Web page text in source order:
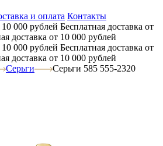
и оплата Контакты
10 000 рублей Бесплатная доставка от
доставка от 10 000 рублей
10 000 рублей Бесплатная доставка от
доставка от 10 000 рублей
Серьги Серьги 585 555-2320